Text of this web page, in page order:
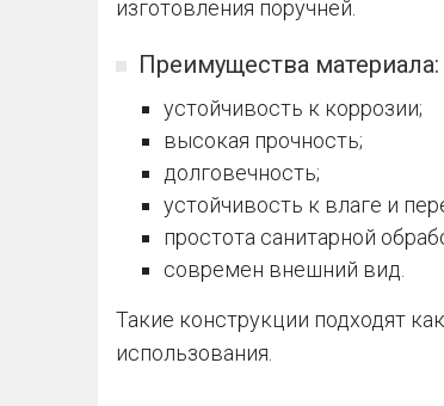
изготовления поручней.
Преимущества материала:
устойчивость к коррозии;
высокая прочность;
долговечность;
устойчивость к влаге и
простота санитарной
современ внешний вид.
Такие конструкции подходят
использования.